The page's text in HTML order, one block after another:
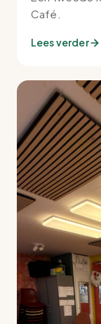
Café.
Lees verder